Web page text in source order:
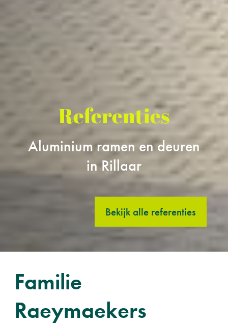
Referenties
Aluminium ramen en deuren
in Rillaar
Bekijk alle referenties
Familie
Raeymaekers